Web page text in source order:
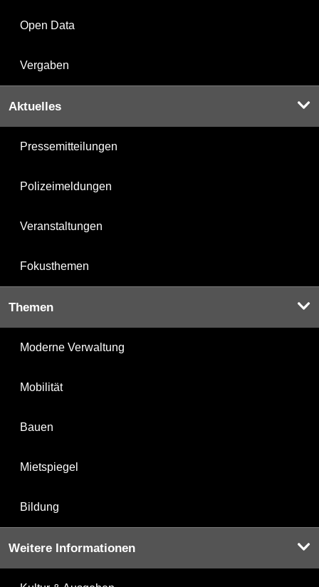
Open Data
Vergaben
Aktuelles
Pressemitteilungen
Polizeimeldungen
Veranstaltungen
Fokusthemen
Themen
Moderne Verwaltung
Mobilität
Bauen
Mietspiegel
Bildung
Weitere Informationen